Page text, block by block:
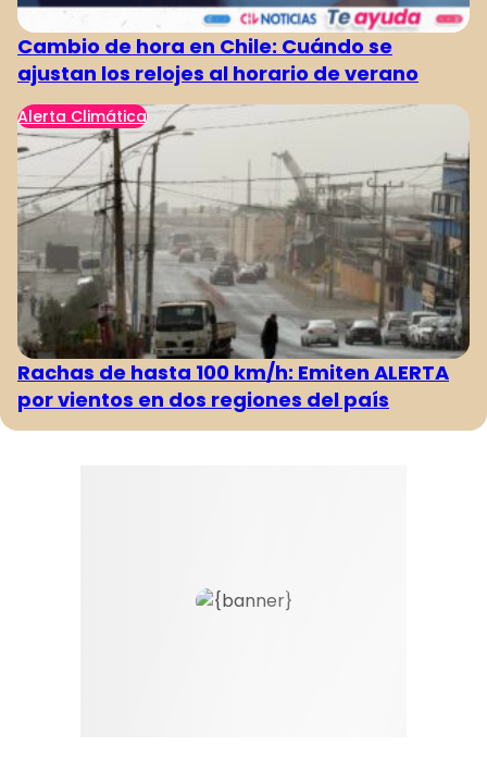
Cambio de hora en Chile: Cuándo se
ajustan los relojes al horario de verano
Alerta Climática
Rachas de hasta 100 km/h: Emiten ALERTA
por vientos en dos regiones del país